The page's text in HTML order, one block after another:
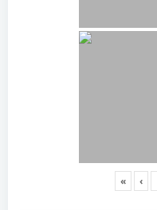
« ‹